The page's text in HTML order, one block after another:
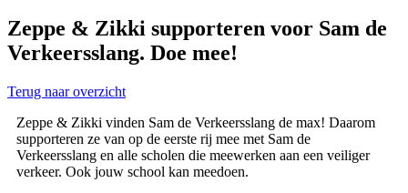
Zeppe & Zikki supporteren voor Sam de
Verkeersslang. Doe mee!
Terug naar overzicht
Zeppe & Zikki vinden Sam de Verkeersslang de max! Daarom
supporteren ze van op de eerste rij mee met Sam de
Verkeersslang en alle scholen die meewerken aan een veiliger
verkeer. Ook jouw school kan meedoen.